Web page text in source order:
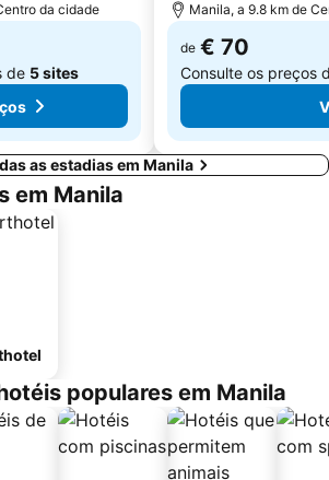
da cidade
de 5 sites
Manila, a 9.8 km de
de € 70
Consulte os preços
as estadias em Manila
em Manila
populares em Manila